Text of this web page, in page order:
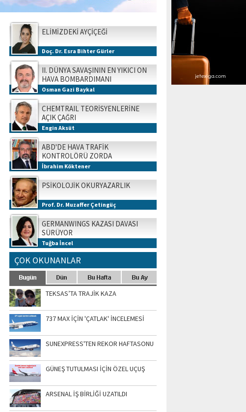
ELİMİZDEKİ AYÇİÇEĞİ
Doç. Dr. Esra Bihter Gürler
II. DÜNYA SAVAŞININ EN YIKICI ON
HAVA BOMBARDIMANI
Osman Gazi Baykal
CHEMTRAIL TEORİSYENLERİNE
AÇIK ÇAĞRI
Engin Aksüt
ABD'DE HAVA TRAFİK
KONTROLÖRÜ ZORDA
İbrahim Köktener
PSİKOLOJİK OKURYAZARLIK
Prof. Dr. Muzaffer Çetingüç
GERMANWINGS KAZASI DAVASI
SÜRÜYOR
Tuğba İncel
ÇOK OKUNANLAR
TEKSAS’TA TRAJİK KAZA
737 MAX İÇİN 'ÇATLAK' İNCELEMESİ
SUNEXPRESS'TEN REKOR HAFTASONU
GÜNEŞ TUTULMASI İÇİN ÖZEL UÇUŞ
ARSENAL İŞ BİRLİĞİ UZATILDI